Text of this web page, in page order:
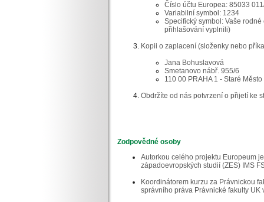
Číslo účtu Europea: 85033
Variabilní symbol: 1234
Specifický symbol: Vaše
přihlašování vyplnili)
Kopii o zaplacení (složenky nebo
Jana Bohuslavová
Smetanovo nábř. 955/6
110 00 PRAHA 1 - Staré Město
Obdržíte od nás potvrzení o přijetí ke
Zodpovědné osoby
Autorkou celého projektu Europeum
západoevropských studií (ZES) IMS
Koordinátorem kurzu za Právnickou
správního práva Právnické fakulty UK